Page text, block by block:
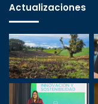
Actualizaciones